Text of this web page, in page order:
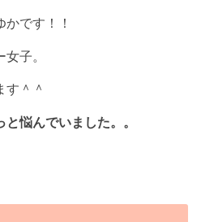
です！！
子。
す＾＾
悩んでいました。。